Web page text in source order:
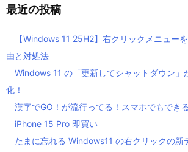
最近の投稿
【Windows 11 25H2】右クリックメニュー
由と対処法
Windows 11 の「更新してシャットダウン」
化！
漢字でGO！が流行ってる！スマホでもでき
iPhone 15 Pro 即買い
たまに忘れる Windows11 の右クリックの新